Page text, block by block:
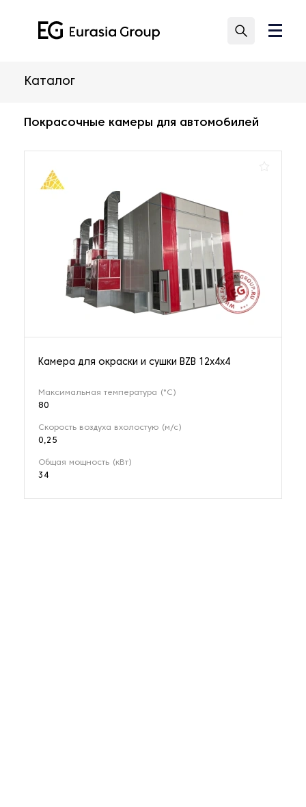
Каталог
Покрасочные камеры для автомобилей
Камера для окраски и сушки BZB 12х4х4
Максимальная температура (°C)
80
Скорость воздуха вхолостую (м/с)
0,25
Общая мощность (кВт)
34